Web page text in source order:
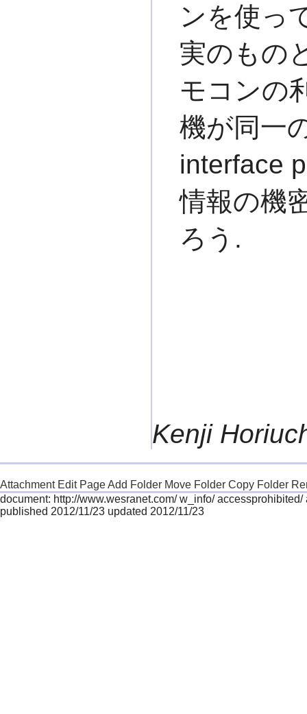
ンを使っ
実のもの
モコンの
機が同一
interface
情報の機
ろう.
Kenji
Attachment Edit PageAdd Folder Move Folder Copy Folder
document: http://www.wesranet.com/ w_info/
published 2012/11/23 updated 2012/11/23